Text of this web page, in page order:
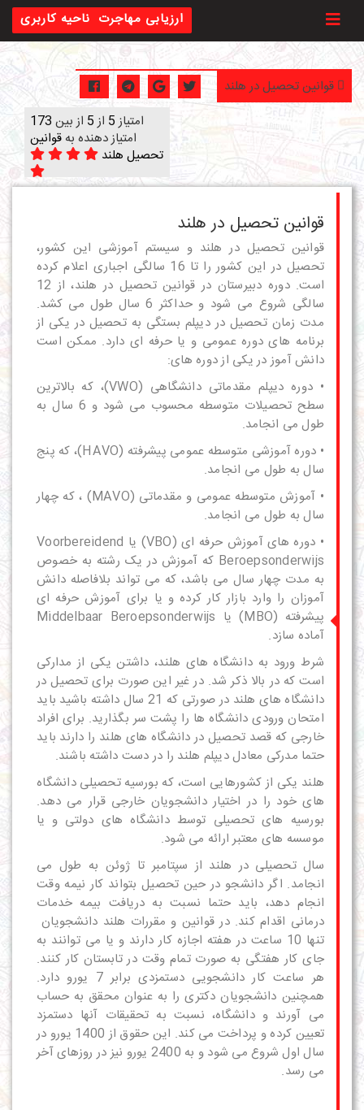
ناحیه کاربری ارزیابی مهاجرت
امتیاز5 از5 از بین 173
امتیاز دهنده به قوانین
تحصیل هلند
قوانین تحصیل در هلند
قوانین تحصیل در هلند و سیستم آموزشی این کشور،
تحصیل در این کشور را تا 16 سالگی اجباری اعلام کرده
است. دوره دبیرستان در قوانین تحصیل در هلند، از 12
سالگی شروع می شود و حداکثر 6 سال طول می کشد.
مدت زمان تحصیل در دیپلم بستگی به تحصیل در یکی از
برنامه های دوره عمومی و یا حرفه ای دارد. ممکن است
دانش آموز در یکی از دوره های:
• دوره دیپلم مقدماتی دانشگاهی (VWO)، که بالاترین
سطح تحصیلات متوسطه محسوب می شود و 6 سال به
طول می انجامد.
• دوره آموزشی متوسطه عمومی پیشرفته (HAVO)، که پنج
سال به طول می انجامد.
• آموزش متوسطه عمومی و مقدماتی (MAVO) ، که چهار
سال به طول می انجامد.
• دوره های آموزش حرفه ای (VBO) یا Voorbereidend
Beroepsonderwijs که آموزش در یک رشته به خصوص
به مدت چهار سال می باشد، که می تواند بلافاصله دانش
آموزان را وارد بازار کار کرده و یا برای آموزش حرفه ای
پیشرفته (MBO) یا Middelbaar Beroepsonderwijs
آماده سازد.
شرط ورود به دانشگاه هایهلند، داشتن یکی از مدارکی
است که در بالا ذکر شد. در غیر این صورت برای تحصیل در
دانشگاه های
هلند در صورتی که 21 سال داشته باشید باید
امتحان ورودی دانشگاه ها را پشت سر بگذارید. برای افراد
خارجی که قصد تحصیل در دانشگاه های هلند را دارند باید
حتما مدرکی معادل دیپلم هلند را در دست داشته باشند.
هلند یکی از کشورهایی است، که بورسیه تحصیلیدانشگاه
هایخود را در اختیار دانشجویان خارجی قرار می دهد.
بورسیه های تحصیلی توسط دانشگاه های دولتی و یا
موسسه های معتبر ارائه می شود.
سال تحصیلی در هلند از سپتامبر تا ژوئن به طول می
انجامد. اگر دانشجو در حین تحصیل بتواند کار نیمه وقت
انجام دهد، باید حتما نسبت به دریافت بیمه خدمات
درمانی اقدام کند. در قوانین و مقررات هلند دانشجویان
تنها 10 ساعت در هفته اجازه کار دارند و یا می توانند به
جای کار هفتگی به صورت تمام وقت در تابستان کار کنند.
هر ساعت کار دانشجویی دستمزدی برابر 7 یورو دارد.
همچنین دانشجویان دکتری را به عنوان محقق به حساب
می آورند و دانشگاه، نسبت به تحقیقات آنها دستمزد
تعیین کرده و پرداخت می کند. این حقوق از 1400 یورو در
سال اول شروع می شود و به 2400 یورو نیز در روزهای آخر
می رسد.